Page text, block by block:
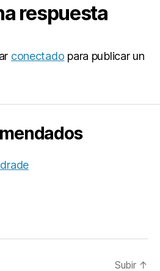
respuesta
conectado para publicar un
Subir ↑